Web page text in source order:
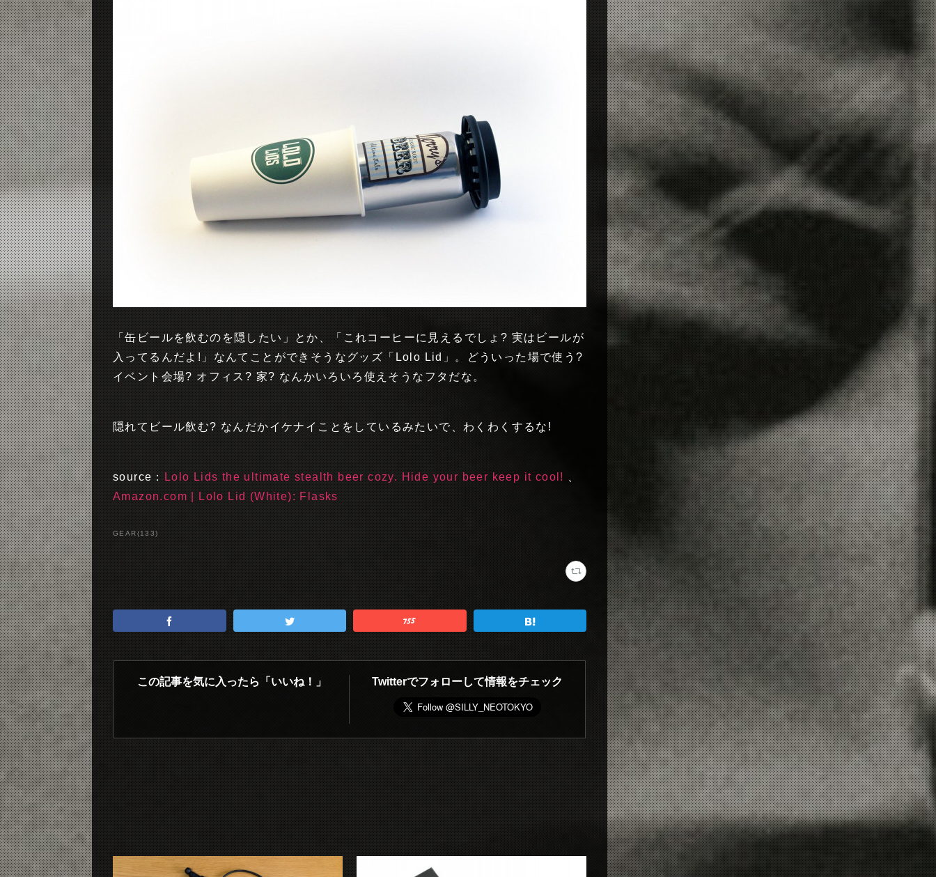
「缶ビールを飲むのを隠したい」とか、「これコーヒーに見えるでしょ? 実はビールが
入ってるんだよ!」なんてことができそうなグッズ「Lolo Lid」。どういった場で使う?
イベント会場? オフィス? 家? なんかいろいろ使えそうなフタだな。
隠れてビール飲む? なんだかイケナイことをしているみたいで、わくわくするな!
source： Lolo Lids the ultimate stealth beer cozy. Hide your beer keep it cool! 、
Amazon.com | Lolo Lid (White): Flasks
GEAR(133)